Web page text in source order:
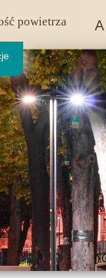
powietrza A